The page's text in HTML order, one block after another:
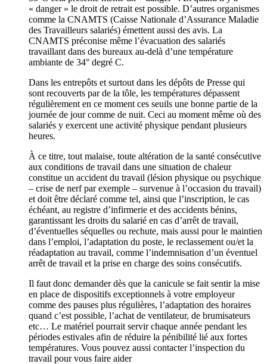
« danger » le droit de retrait est possible. D’autres organismes
comme la CNAMTS (Caisse Nationale d’Assurance Maladie
des Travailleurs salariés) émettent aussi des avis. La
CNAMTS préconise même l’évacuation des salariés
travaillant dans des bureaux au-delà d’une température
ambiante de 34° degré C.
Dans les entrepôts et surtout dans les dépôts de Presse qui
sont recouverts par de la tôle, les températures dépassent
régulièrement en ce moment ces seuils une bonne partie de la
journée de jour comme de nuit. Ceci au moment même où des
salariés y exercent une activité physique pendant plusieurs
heures.
À ce titre, tout malaise, toute altération de la santé consécutive
aux conditions de travail dans une situation de chaleur
constitue un accident du travail (lésion physique ou psychique
– crise de nerf par exemple – survenue à l’occasion du travail)
et doit être déclaré comme tel, ainsi que l’inscription, le cas
échéant, au registre d’infirmerie et des accidents bénins,
garantissant les droits du salarié en cas d’arrêt de travail,
d’éventuelles séquelles ou rechute, mais aussi pour le maintien
dans l’emploi, l’adaptation du poste, le reclassement ou/et la
réadaptation au travail, comme l’indemnisation d’un éventuel
arrêt de travail et la prise en charge des soins consécutifs.
Il faut donc demander dès que la canicule se fait sentir la mise
en place de dispositifs exceptionnels à votre employeur
comme des pauses plus régulières, l’adaptation des horaires
quand c’est possible, l’achat de ventilateur, de brumisateurs
etc… Le matériel pourrait servir chaque année pendant les
périodes estivales afin de réduire la pénibilité lié aux fortes
températures. Vous pouvez aussi contacter l’inspection du
travail pour vous faire aider